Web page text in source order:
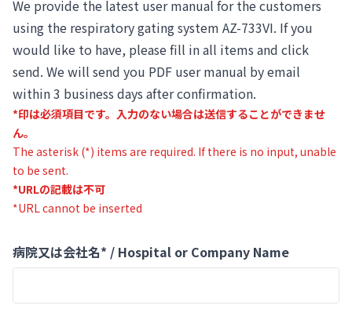
We provide the latest user manual for the customers
using the respiratory gating system AZ-733VI. If you
would like to have, please fill in all items and click
send. We will send you PDF user manual by email
within 3 business days after confirmation.
*印は必須項目です。入力のない場合は送信することができませ
ん。
The asterisk (*) items are required. If there is no input, unable
to be sent.
*URLの記載は不可
*URL cannot be inserted
病院又は会社名* / Hospital or Company Name